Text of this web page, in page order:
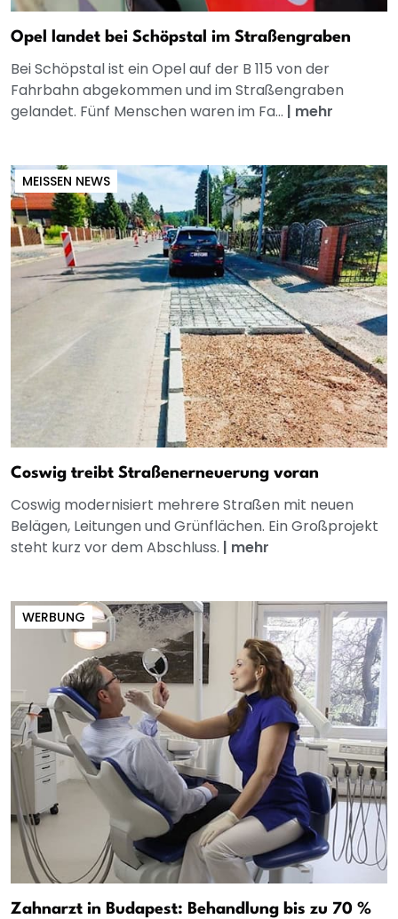
Opel landet bei Schöpstal im Straßengraben
Bei Schöpstal ist ein Opel auf der B 115 von der
Fahrbahn abgekommen und im Straßengraben
gelandet. Fünf Menschen waren im Fa... | mehr
MEISSEN NEWS
Coswig treibt Straßenerneuerung voran
Coswig modernisiert mehrere Straßen mit neuen
Belägen, Leitungen und Grünflächen. Ein Großprojekt
steht kurz vor dem Abschluss. | mehr
WERBUNG
Zahnarzt in Budapest: Behandlung bis zu 70 %